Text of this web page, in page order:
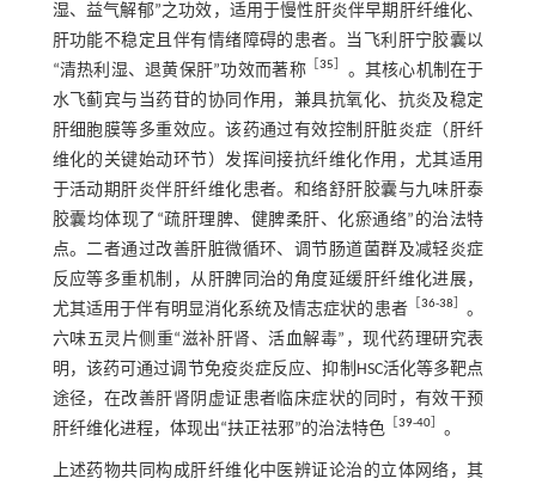
湿、益气解郁”之功效，适用于慢性肝炎伴早期肝纤维化、
肝功能不稳定且伴有情绪障碍的患者。当飞利肝宁胶囊以
“清热利湿、退黄保肝”功效而著称［35］ 。其核心机制在于
水飞蓟宾与当药苷的协同作用，兼具抗氧化、抗炎及稳定
肝细胞膜等多重效应。该药通过有效控制肝脏炎症（肝纤
维化的关键始动环节）发挥间接抗纤维化作用，尤其适用
于活动期肝炎伴肝纤维化患者。和络舒肝胶囊与九味肝泰
胶囊均体现了“疏肝理脾、健脾柔肝、化瘀通络”的治法特
点。二者通过改善肝脏微循环、调节肠道菌群及减轻炎症
反应等多重机制，从肝脾同治的角度延缓肝纤维化进展，
尤其适用于伴有明显消化系统及情志症状的患者［36-38］ 。
六味五灵片侧重“滋补肝肾、活血解毒”，现代药理研究表
明，该药可通过调节免疫炎症反应、抑制HSC活化等多靶点
途径，在改善肝肾阴虚证患者临床症状的同时，有效干预
肝纤维化进程，体现出“扶正祛邪”的治法特色 ［39-40］ 。
上述药物共同构成肝纤维化中医辨证论治的立体网络，其